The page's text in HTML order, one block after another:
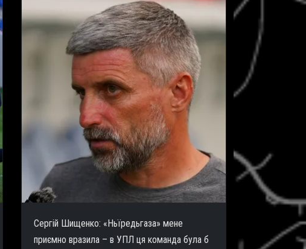
Сергій Шищенко: «Ньїредьгаза» мене
приємно вразила – в УПЛ ця команда була б